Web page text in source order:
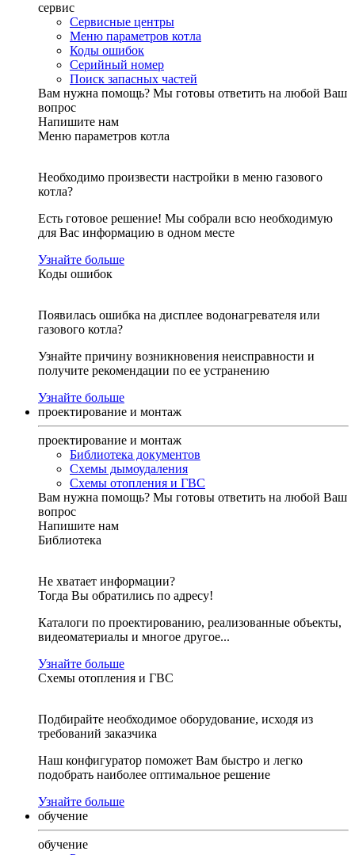
сервис
Сервисные центры
Меню параметров котла
Коды ошибок
Серийный номер
Поиск запасных частей
Вам нужна помощь? Мы готовы ответить на любой Ваш
вопрос
Напишите нам
Меню параметров котла
Необходимо произвести настройки в меню газового
котла?
Есть готовое решение! Мы собрали всю необходимую
для Вас информацию в одном месте
Узнайте больше
Коды ошибок
Появилась ошибка на дисплее водонагревателя или
газового котла?
Узнайте причину возникновения неисправности и
получите рекомендации по ее устранению
Узнайте больше
проектирование и монтаж
проектирование и монтаж
Библиотека документов
Схемы дымоудаления
Схемы отопления и ГВС
Вам нужна помощь? Мы готовы ответить на любой Ваш
вопрос
Напишите нам
Библиотека
Не хватает информации?
Тогда Вы обратились по адресу!
Каталоги по проектированию, реализованные объекты,
видеоматериалы и многое другое...
Узнайте больше
Схемы отопления и ГВС
Подбирайте необходимое оборудование, исходя из
требований заказчика
Наш конфигуратор поможет Вам быстро и легко
подобрать наиболее оптимальное решение
Узнайте больше
обучение
обучение